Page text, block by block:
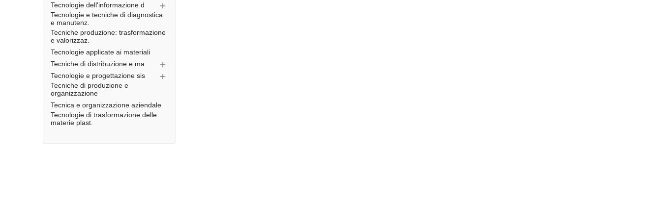
Tecnologie dell'informazione d 
Tecnologie e tecniche di diagnostica
e manutenz.
Tecniche produzione: trasformazione
e valorizzaz.
Tecnologie applicate ai materiali
Tecniche di distribuzione e ma

Tecnologie e progettazione sis 
Tecniche di produzione e
organizzazione
Tecnica e organizzazione aziendale
Tecnologie di trasformazione delle
materie plast.